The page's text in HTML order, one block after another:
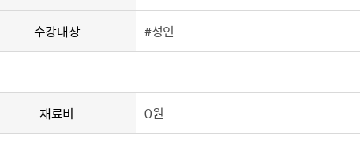
수강대상 #성인
재료비 0원